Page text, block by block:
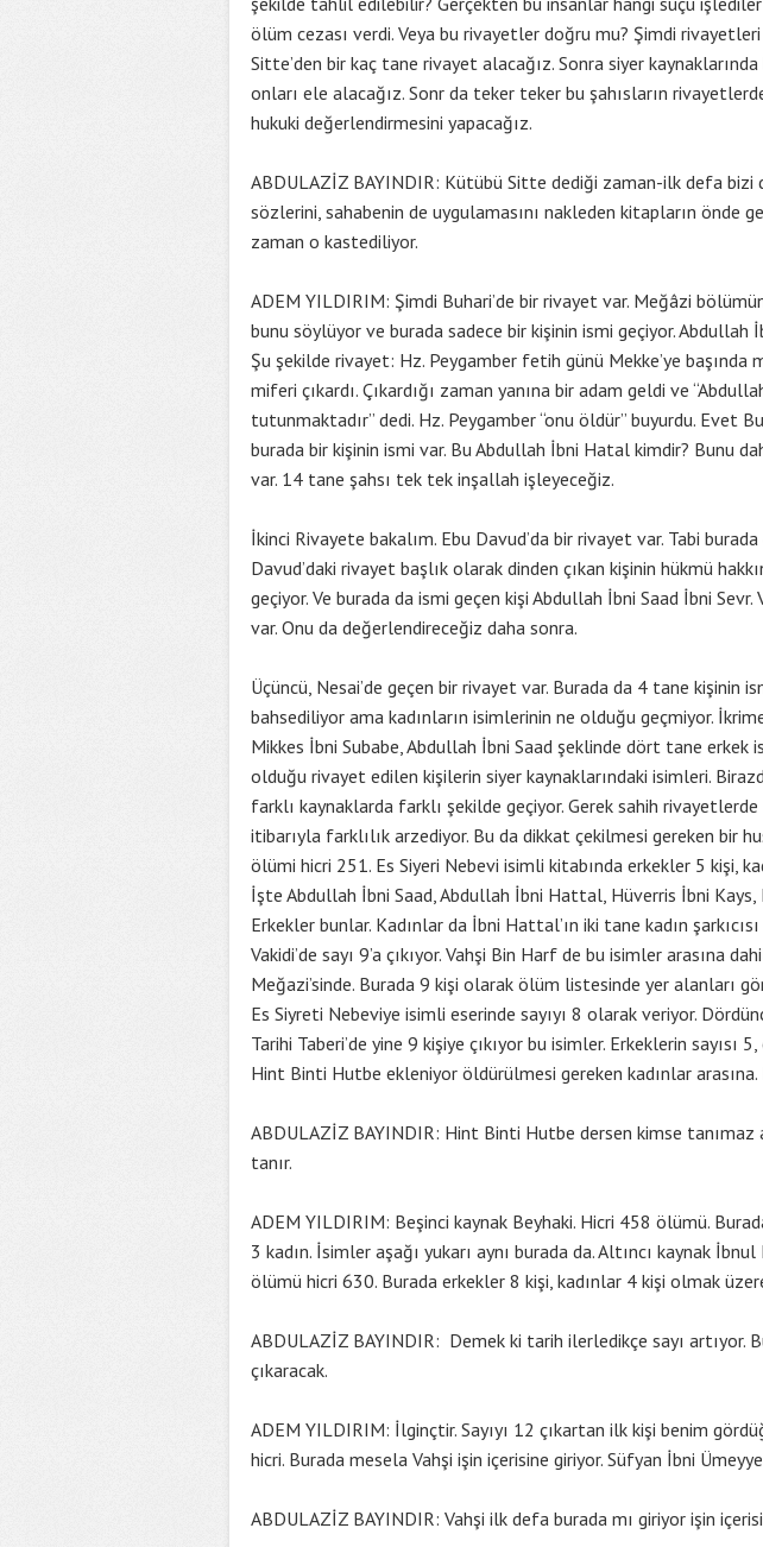
ölüm cezası verdi. Veya bu rivayetler doğru mu? Şimdi
Sitte’den bir kaç tane rivayet alacağız. Sonra siyer
onları ele alacağız. Sonr da teker teker bu şahısların
hukuki değerlendirmesini yapacağız.
ABDULAZİZ BAYINDIR: Kütübü Sitte dediği zaman-ilk defa bizi
sözlerini, sahabenin de uygulamasını nakleden kitapların önde
zaman o kastediliyor.
ADEM YILDIRIM: Şimdi Buhari’de bir rivayet var. Meğâzi
bunu söylüyor ve burada sadece bir kişinin ismi geçiyor. Abdullah
Şu şekilde rivayet: Hz. Peygamber fetih günü Mekke’ye
miferi çıkardı. Çıkardığı zaman yanına bir adam geldi ve
tutunmaktadır” dedi. Hz. Peygamber “onu öldür” buyurdu. Evet
burada bir kişinin ismi var. Bu Abdullah İbni Hatal kimdir? Bunu
var. 14 tane şahsı tek tek inşallah işleyeceğiz.
İkinci Rivayete bakalım. Ebu Davud’da bir rivayet var. Tabi
Davud’daki rivayet başlık olarak dinden çıkan kişinin hükmü
geçiyor. Ve burada da ismi geçen kişi Abdullah İbni Saad İbni
var. Onu da değerlendireceğiz daha sonra.
Üçüncü, Nesai’de geçen bir rivayet var. Burada da 4 tane kişinin
bahsediliyor ama kadınların isimlerinin ne olduğu geçmiyor.
Mikkes İbni Subabe, Abdullah İbni Saad şeklinde dört tane erkek
olduğu rivayet edilen kişilerin siyer kaynaklarındaki isimleri.
farklı kaynaklarda farklı şekilde geçiyor. Gerek sahih
itibarıyla farklılık arzediyor. Bu da dikkat çekilmesi gereken bir
ölümi hicri 251. Es Siyeri Nebevi isimli kitabında erkekler 5 kişi,
İşte Abdullah İbni Saad, Abdullah İbni Hattal, Hüverris İbni Kays,
Erkekler bunlar. Kadınlar da İbni Hattal’ın iki tane kadın
Vakidi’de sayı 9’a çıkıyor. Vahşi Bin Harf de bu isimler arasına
Meğazi’sinde. Burada 9 kişi olarak ölüm listesinde yer alanları
Es Siyreti Nebeviye isimli eserinde sayıyı 8 olarak veriyor.
Tarihi Taberi’de yine 9 kişiye çıkıyor bu isimler. Erkeklerin sayısı
Hint Binti Hutbe ekleniyor öldürülmesi gereken kadınlar arasına.
ABDULAZİZ BAYINDIR: Hint Binti Hutbe dersen kimse tanımaz
tanır.
ADEM YILDIRIM: Beşinci kaynak Beyhaki. Hicri 458 ölümü.
3 kadın. İsimler aşağı yukarı aynı burada da. Altıncı kaynak
ölümü hicri 630. Burada erkekler 8 kişi, kadınlar 4 kişi olmak
ABDULAZİZ BAYINDIR: Demek ki tarih ilerledikçe sayı artıyor.
çıkaracak.
ADEM YILDIRIM: İlginçtir. Sayıyı 12 çıkartan ilk kişi benim
hicri. Burada mesela Vahşi işin içerisine giriyor. Süfyan İbni
ABDULAZİZ BAYINDIR: Vahşi ilk defa burada mı giriyor işin